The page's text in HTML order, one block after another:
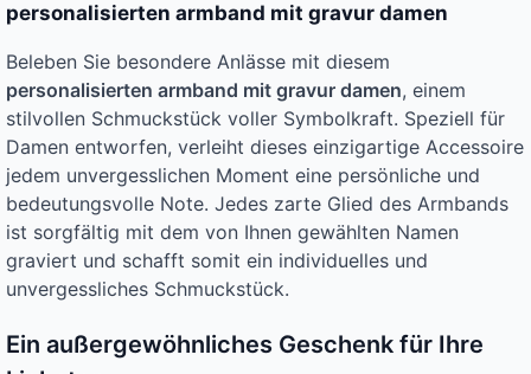
personalisierten armband mit gravur damen
Beleben Sie besondere Anlässe mit diesem
personalisierten armband mit gravur damen, einem
stilvollen Schmuckstück voller Symbolkraft. Speziell für
Damen entworfen, verleiht dieses einzigartige Accessoire
jedem unvergesslichen Moment eine persönliche und
bedeutungsvolle Note. Jedes zarte Glied des Armbands
ist sorgfältig mit dem von Ihnen gewählten Namen
graviert und schafft somit ein individuelles und
unvergessliches Schmuckstück.
Ein außergewöhnliches Geschenk für Ihre